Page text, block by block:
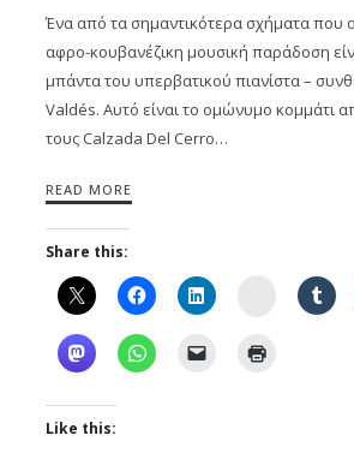
Ένα από τα σημαντικότερα σχήματα που
αφρο-κουβανέζικη μουσική παράδοση
μπάντα του υπερβατικού πιανίστα –
Valdés. Αυτό είναι το ομώνυμο κομμάτι
τους Calzada Del Cerro…
READ MORE
Share this:
Instagram
Like this: